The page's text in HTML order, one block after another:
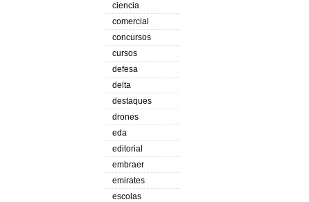
ciencia
comercial
concursos
cursos
defesa
delta
destaques
drones
eda
editorial
embraer
emirates
escolas